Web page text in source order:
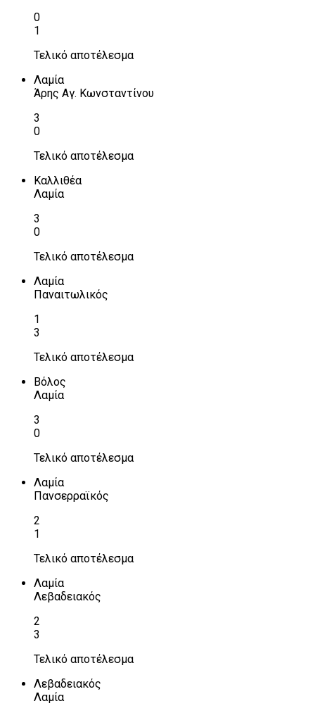
0
1
Τελικό αποτέλεσμα
Λαμία
Άρης Αγ. Κωνσταντίνου
3
0
Τελικό αποτέλεσμα
Καλλιθέα
Λαμία
3
0
Τελικό αποτέλεσμα
Λαμία
Παναιτωλικός
1
3
Τελικό αποτέλεσμα
Βόλος
Λαμία
3
0
Τελικό αποτέλεσμα
Λαμία
Πανσερραϊκός
2
1
Τελικό αποτέλεσμα
Λαμία
Λεβαδειακός
2
3
Τελικό αποτέλεσμα
Λεβαδειακός
Λαμία